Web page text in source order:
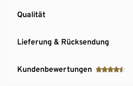
Qualität
Lieferung & Rücksendung
Kundenbewertungen